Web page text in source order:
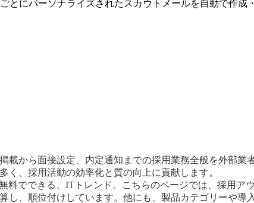
とにパーソナライズされたスカウトメールを自動で作
載から面接設定、内定通知までの採用業務全般を外部
く、採用活動の効率化と質の向上に貢献します。
料でできる、ITトレンド。こちらのページでは、採用
し、順位付けしています。他にも、製品カテゴリーや